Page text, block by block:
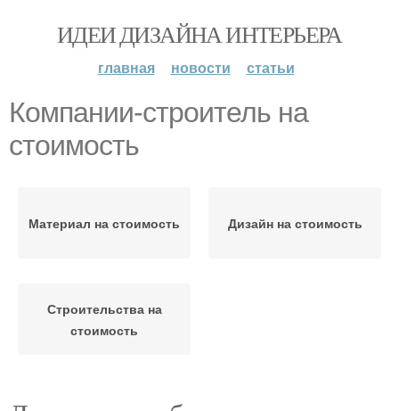
ИДЕИ ДИЗАЙНА ИНТЕРЬЕРА
главная новости статьи
Компании-строитель на
стоимость
Материал на стоимость Дизайн на стоимость
Строительства на
стоимость